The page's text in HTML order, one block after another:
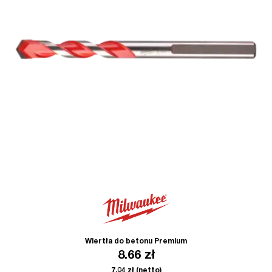
Wiertła do betonu Premium
8.66 zł